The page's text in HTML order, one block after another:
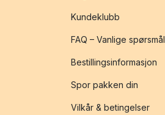
Kundeklubb
FAQ – Vanlige spørsmål
Bestillingsinformasjon
Spor pakken din
Vilkår & betingelser